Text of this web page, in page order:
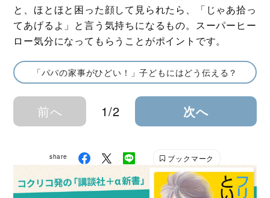
と、ほとほと困った顔して見られたら、「じゃあ拾っ
てあげるよ」と言う気持ちになるもの。スーパーヒー
ロー気分になってもらうことがポイントです。
「パパの家事がひどい！」子どもにはどう伝える？
前へ 1/2 次へ
share ブックマーク